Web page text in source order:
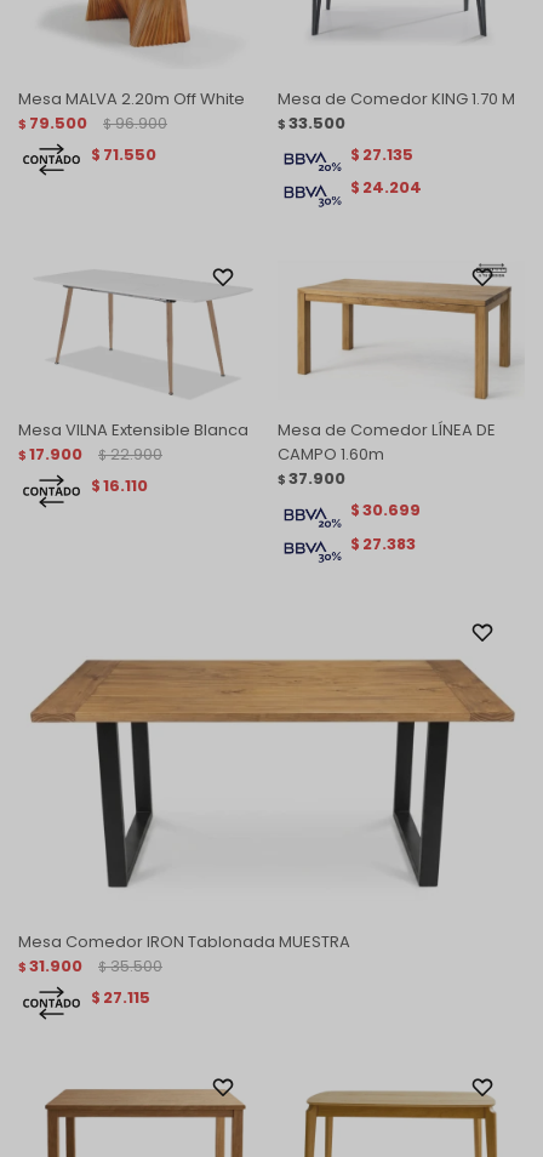
Mesa MALVA 2.20m Off White
$ 79.500 $ 96.900
$ 71.550
Mesa de Comedor KING 1.70 M
$ 33.500
$ 24.204
$ 27.135
Mesa VILNA Extensible Blanca
$ 17.900 $ 22.900
$16.110
Mesa de Comedor LÍNEA DE
CAMPO 1.60m
$ 37.900
$ 27.383
$30.699
Mesa Comedor IRON Tablonada MUESTRA
$ 31.900 $ 35.500
$ 27.115